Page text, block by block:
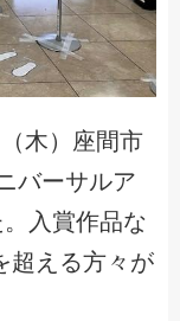
木）座間市
バーサルア
入賞作品な
超える方々が